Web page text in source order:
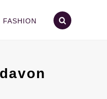
FASHION